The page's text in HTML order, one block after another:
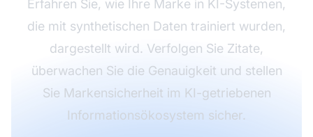
Erfahren Sie, wie Ihre Marke in KI-Systemen,
die mit synthetischen Daten trainiert wurden,
dargestellt wird. Verfolgen Sie Zitate,
überwachen Sie die Genauigkeit und stellen
Sie Markensicherheit im KI-getriebenen
Informationsökosystem sicher.